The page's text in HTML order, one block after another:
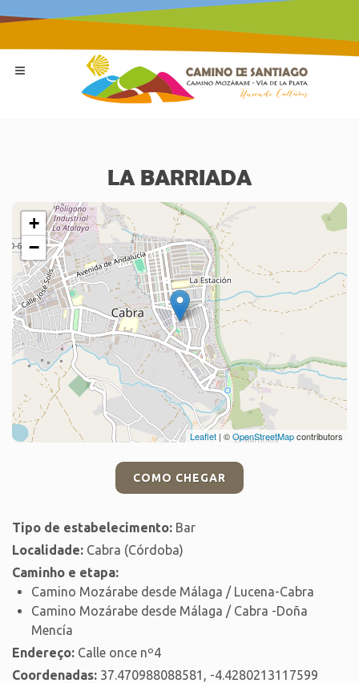
LA BARRIADA
+
−
Leaflet| ©OpenStreetMapcontributors
COMO CHEGAR
Tipo de estabelecimento: Bar
Localidade: Cabra (Córdoba)
Caminho e etapa:
Camino Mozárabe desde Málaga / Lucena-Cabra
Camino Mozárabe desde Málaga / Cabra -Doña
Mencía
Endereço: Calle once nº4
Coordenadas: 37.470988088581, -4.4280213117599